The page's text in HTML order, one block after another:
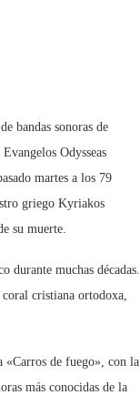
bandas sonoras de
Odysseas
martes a los 79
griego Kyriakos
su muerte.
durante muchas décadas.
cristiana ortodoxa,
«Carros de fuego», con la
más conocidas de la